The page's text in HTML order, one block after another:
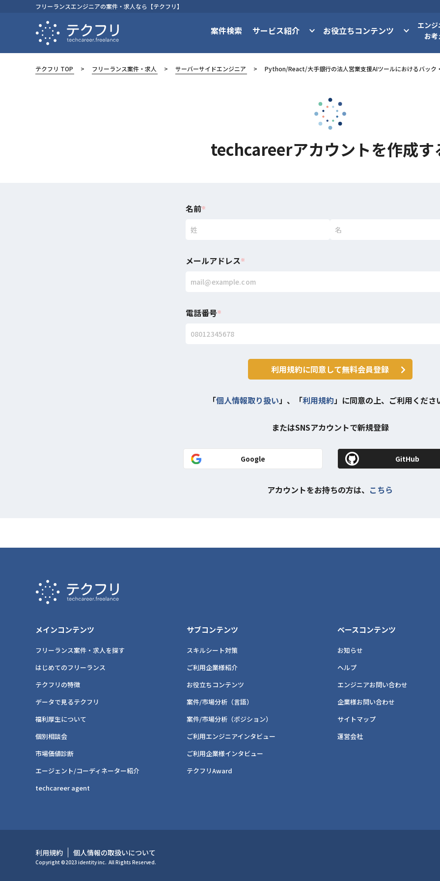
フリーランスエンジニアの案件・求人なら【テクフリ】
案件検索 サービス紹介 お役立ちコンテンツ
エン
お
テクフリ TOP フリーランス案件・求人 サーバーサイドエンジニア Python/React/大手銀行の法人営業支援AIツールにおけるバック
techcareerアカウントを作成す
名前※
メールアドレス※
電話番号※
利用規約に同意して無料会員登録
「個人情報取り扱い」、「利用規約」に同意の上、ご利用くださ
またはSNSアカウントで新規登録
Google GitHub
アカウントをお持ちの方は、 こちら
メインコンテンツ
フリーランス案件・求人を探す
はじめてのフリーランス
テクフリの特徴
データで見るテクフリ
福利厚生について
個別相談会
市場価値診断
エージェント/コーディネーター紹介
techcareer agent
サブコンテンツ
スキルシート対策
ご利用企業様紹介
お役立ちコンテンツ
案件/市場分析（言語）
案件/市場分析（ポジション）
ご利用エンジニアインタビュー
ご利用企業様インタビュー
テクフリAward
ベースコンテンツ
お知らせ
ヘルプ
エンジニアお問い合わせ
企業様お問い合わせ
サイトマップ
運営会社
利用規約 個人情報の取扱いについて
Copyright ©2023 identity inc. All Rights Reserved.